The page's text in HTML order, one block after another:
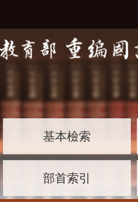
基本檢索
部首索引